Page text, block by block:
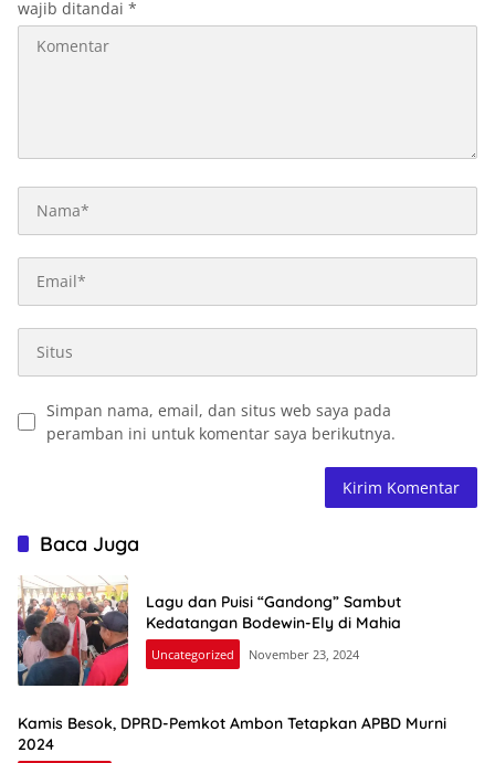
wajib ditandai *
Simpan nama, email, dan situs web saya pada
peramban ini untuk komentar saya berikutnya.
Baca Juga
Lagu dan Puisi “Gandong” Sambut
Kedatangan Bodewin-Ely di Mahia
Uncategorized November 23, 2024
Kamis Besok, DPRD-Pemkot Ambon Tetapkan APBD Murni
2024